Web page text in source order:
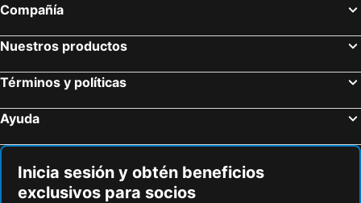
Compañía
Nuestros productos
Términos y políticas
Ayuda
Inicia sesión y obtén beneficios
exclusivos para socios